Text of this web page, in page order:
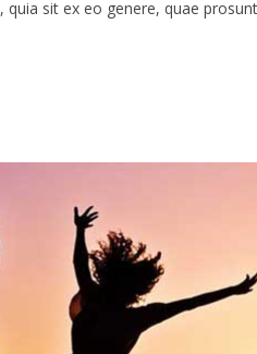
sit ex eo genere, quae